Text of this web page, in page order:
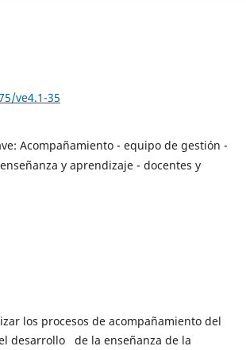
ve4.1-35
Acompañamiento - equipo de gestión -
y aprendizaje - docentes y
los procesos de acompañamiento del
desarrollo de la enseñanza de la